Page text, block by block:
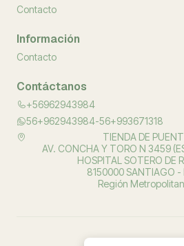
Contacto
Información
Contacto
Contáctanos
+56962943984
56+962943984-56+993671318
TIENDA DE
AV. CONCHA Y TORO N 3459
HOSPITAL SOTERO DE
8150000 SANTIAGO -
Región